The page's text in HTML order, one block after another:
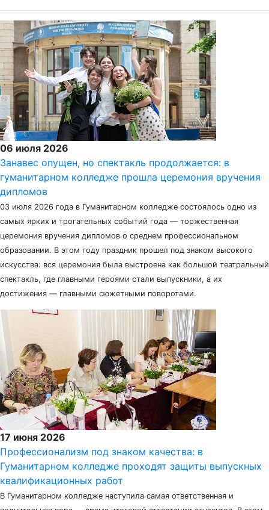
06 июля 2026
Занавес опущен, но спектакль продолжается: в
гуманитарном колледже прошла церемония вручения
дипломов
03 июля 2026 года в Гуманитарном колледже состоялось одно из
самых ярких и трогательных событий года — торжественная
церемония вручения дипломов о среднем профессиональном
образовании. В этом году праздник прошел под знаком высокого
искусства: вся церемония была выстроена как большой театральный
спектакль, где главными героями стали выпускники, а их
достижения — главными сюжетными поворотами.
17 июня 2026
Профессионализм под знаком качества: в
Гуманитарном колледже проходят защиты выпускных
квалификационных работ
В Гуманитарном колледже наступила самая ответственная и